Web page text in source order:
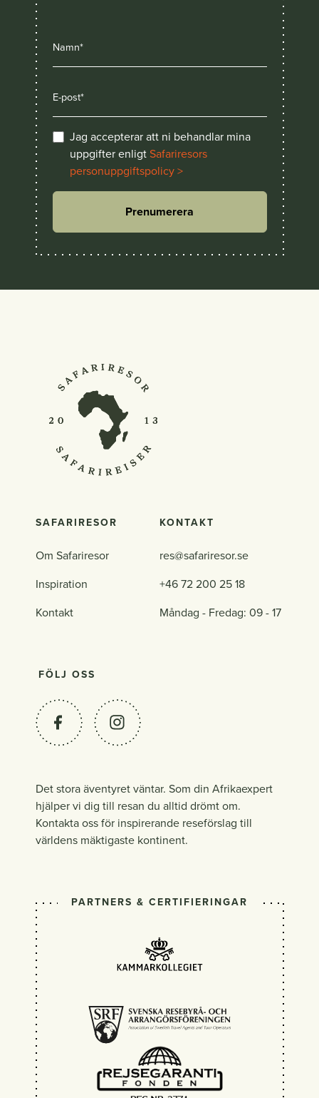
Jag accepterar att ni behandlar mina
uppgifter enligtSafariresors
personuppgiftspolicy >
Prenumerera
SAFARIRESOR
Om Safariresor
Inspiration
Kontakt
KONTAKT
res@safariresor.se
+46 72 200 25 18
Måndag - Fredag: 09 - 17
FÖLJ OSS
Det stora äventyret väntar. Som din Afrikaexpert
hjälper vi dig till resan du alltid drömt om.
Kontakta oss för inspirerande reseförslag till
världens mäktigaste kontinent.
PARTNERS & CERTIFIERINGAR